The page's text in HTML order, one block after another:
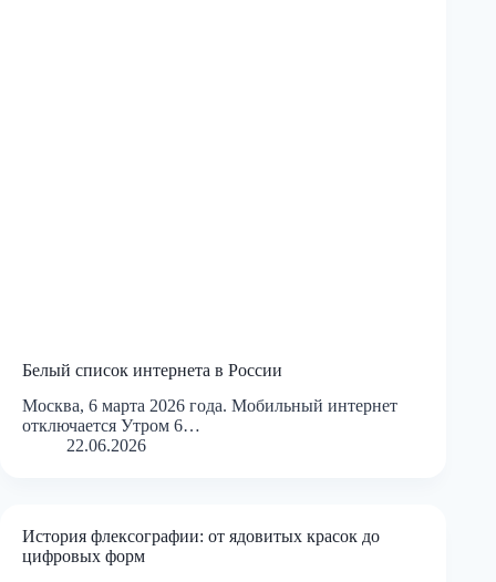
Белый список интернета в России
Москва, 6 марта 2026 года. Мобильный интернет
отключается Утром 6…
22.06.2026
История флексографии: от ядовитых красок до
цифровых форм